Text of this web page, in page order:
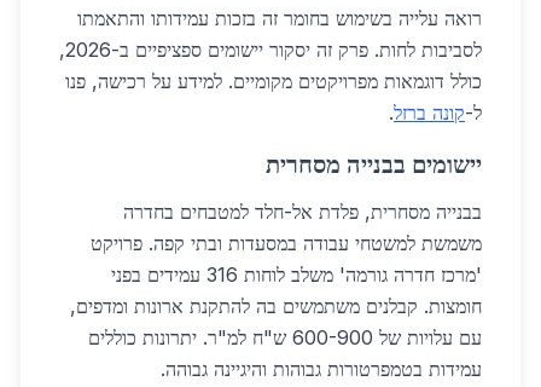
רואה עלייה בשימוש בחומר זה בזכות עמידותו והתאמתו
לסביבות לחות. פרק זה יסקור יישומים ספציפיים ב-2026,
כולל דוגמאות מפרויקטים מקומיים. למידע על רכישה, פנו
ל-קונה ברזל.
יישומים בבנייה מסחרית
בבנייה מסחרית, פלדת אל-חלד למטבחים בחדרה
משמשת למשטחי עבודה במסעדות ובתי קפה. פרויקט
'מרכז חדרה גורמה' משלב לוחות 316 עמידים בפני
חומצות. קבלנים משתמשים בה להתקנת ארונות ומדפים,
עם עלויות של 600-900 ש"ח למ"ר. יתרונות כוללים
עמידות בטמפרטורות גבוהות והיגיינה גבוהה.